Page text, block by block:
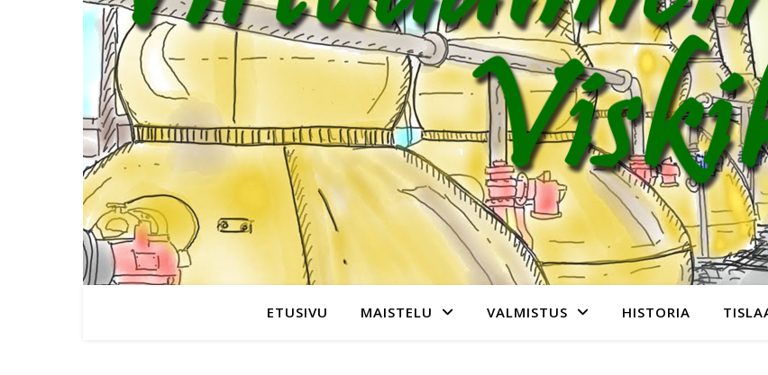
ETUSIVU MAISTELU VALMISTUS HISTORIA